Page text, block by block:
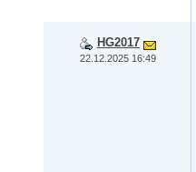
HG2017
22.12.2025 16:49